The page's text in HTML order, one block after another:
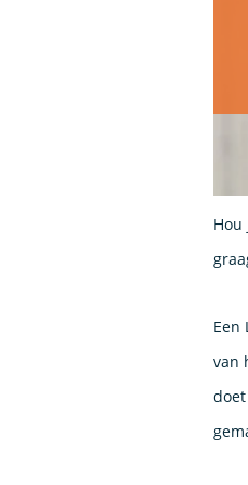
Een
van